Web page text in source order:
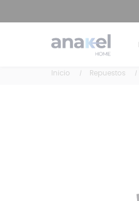
Inicio Repuestos